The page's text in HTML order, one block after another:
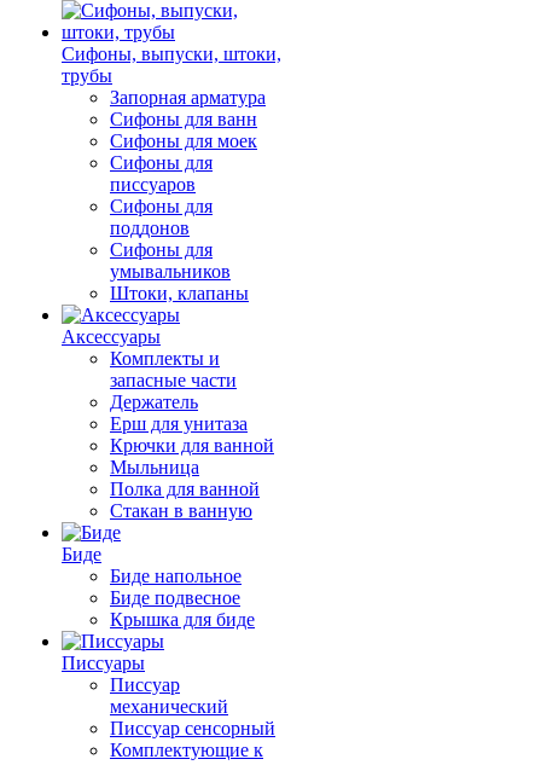
Сифоны, выпуски, штоки,
трубы
Запорная арматура
Сифоны для ванн
Сифоны для моек
Сифоны для
писсуаров
Сифоны для
поддонов
Сифоны для
умывальников
Штоки, клапаны
Аксессуары
Комплекты и
запасные части
Держатель
Ерш для унитаза
Крючки для ванной
Мыльница
Полка для ванной
Стакан в ванную
Биде
Биде напольное
Биде подвесное
Крышка для биде
Писсуары
Писсуар
механический
Писсуар сенсорный
Комплектующие к